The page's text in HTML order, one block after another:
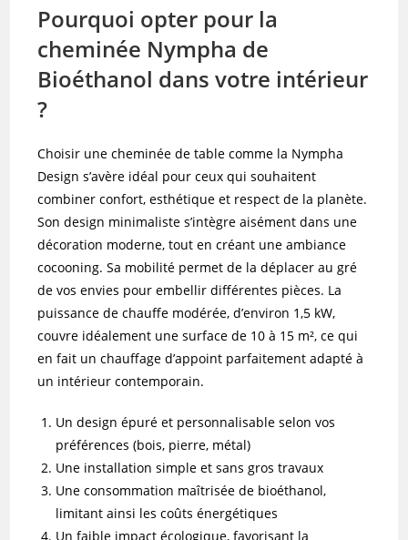
Pourquoi opter pour la
cheminée Nympha de
Bioéthanol dans votre intérieur
?
Choisir une cheminée de table comme la Nympha
Design s’avère idéal pour ceux qui souhaitent
combiner confort, esthétique et respect de la planète.
Son design minimaliste s’intègre aisément dans une
décoration moderne, tout en créant une ambiance
cocooning. Sa mobilité permet de la déplacer au gré
de vos envies pour embellir différentes pièces. La
puissance de chauffe modérée, d’environ 1,5 kW,
couvre idéalement une surface de 10 à 15 m², ce qui
en fait un chauffage d’appoint parfaitement adapté à
un intérieur contemporain.
Un design épuré et personnalisable selon vos
préférences (bois, pierre, métal)
Une installation simple et sans gros travaux
Une consommation maîtrisée de bioéthanol,
limitant ainsi les coûts énergétiques
Un faible impact écologique, favorisant la